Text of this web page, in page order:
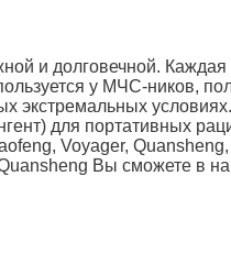
и долговечной. Каждая
у МЧС-ников,
экстремальных
для портативных
Voyager,
Вы сможете в